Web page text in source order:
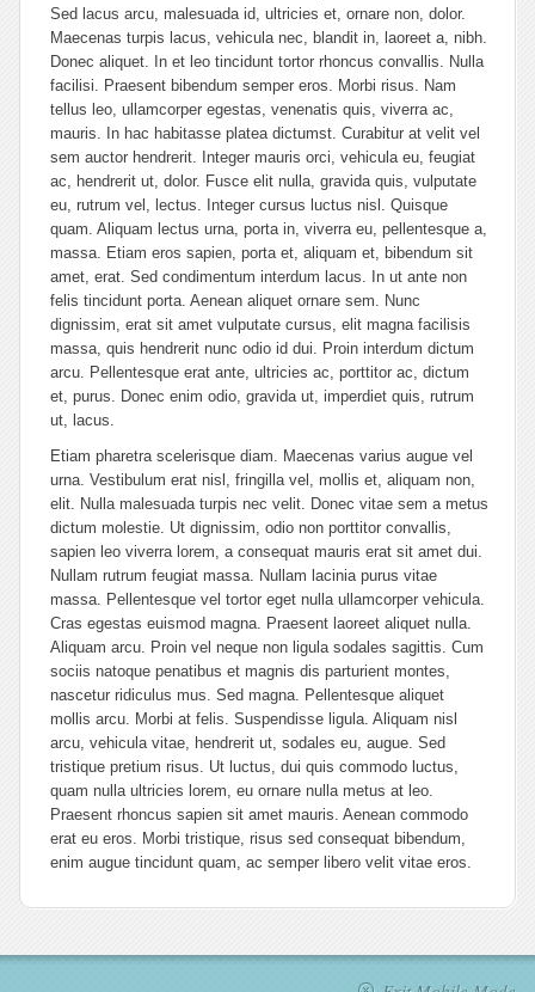
Sed lacus arcu, malesuada id, ultricies et, ornare non, dolor.
Maecenas turpis lacus, vehicula nec, blandit in, laoreet a, nibh.
Donec aliquet. In et leo tincidunt tortor rhoncus convallis. Nulla
facilisi. Praesent bibendum semper eros. Morbi risus. Nam
tellus leo, ullamcorper egestas, venenatis quis, viverra ac,
mauris. In hac habitasse platea dictumst. Curabitur at velit vel
sem auctor hendrerit. Integer mauris orci, vehicula eu, feugiat
ac, hendrerit ut, dolor. Fusce elit nulla, gravida quis, vulputate
eu, rutrum vel, lectus. Integer cursus luctus nisl. Quisque
quam. Aliquam lectus urna, porta in, viverra eu, pellentesque a,
massa. Etiam eros sapien, porta et, aliquam et, bibendum sit
amet, erat. Sed condimentum interdum lacus. In ut ante non
felis tincidunt porta. Aenean aliquet ornare sem. Nunc
dignissim, erat sit amet vulputate cursus, elit magna facilisis
massa, quis hendrerit nunc odio id dui. Proin interdum dictum
arcu. Pellentesque erat ante, ultricies ac, porttitor ac, dictum
et, purus. Donec enim odio, gravida ut, imperdiet quis, rutrum
ut, lacus.
Etiam pharetra scelerisque diam. Maecenas varius augue vel
urna. Vestibulum erat nisl, fringilla vel, mollis et, aliquam non,
elit. Nulla malesuada turpis nec velit. Donec vitae sem a metus
dictum molestie. Ut dignissim, odio non porttitor convallis,
sapien leo viverra lorem, a consequat mauris erat sit amet dui.
Nullam rutrum feugiat massa. Nullam lacinia purus vitae
massa. Pellentesque vel tortor eget nulla ullamcorper vehicula.
Cras egestas euismod magna. Praesent laoreet aliquet nulla.
Aliquam arcu. Proin vel neque non ligula sodales sagittis. Cum
sociis natoque penatibus et magnis dis parturient montes,
nascetur ridiculus mus. Sed magna. Pellentesque aliquet
mollis arcu. Morbi at felis. Suspendisse ligula. Aliquam nisl
arcu, vehicula vitae, hendrerit ut, sodales eu, augue. Sed
tristique pretium risus. Ut luctus, dui quis commodo luctus,
quam nulla ultricies lorem, eu ornare nulla metus at leo.
Praesent rhoncus sapien sit amet mauris. Aenean commodo
erat eu eros. Morbi tristique, risus sed consequat bibendum,
enim augue tincidunt quam, ac semper libero velit vitae eros.